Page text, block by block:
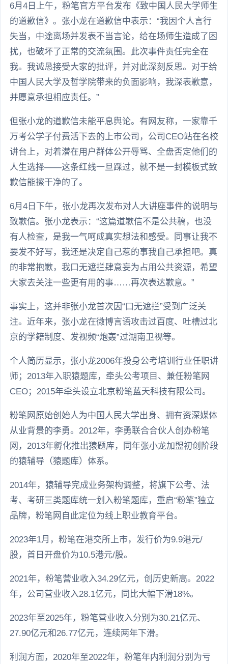
6月4日上午，粉笔官方平台发布《致中国人民大学师生
的道歉信》。张小龙在道歉信中表示：“我因个人言行
失当，中途离场并发表不当言论，给在场师生造成了困
扰，也破坏了正常的交流氛围。此次事件责任完全在
我。我诚恳接受大家的批评，并对此深刻反思。对于给
中国人民大学及哲学院带来的负面影响，我深表歉意，
并愿意承担相应责任。”
但张小龙的道歉信未能平息舆论。有网友称，一家靠千
万考公学子付费活下去的上市公司，公司CEO站在名校
讲台上，对着潜在用户群体公开辱骂、全盘否定他们的
人生选择——这条红线一旦踩过，就不是一封模板式致
歉信能擦干净的了。
6月4日下午，张小龙再次发布对人大讲座事件的说明与
致歉信。张小龙表示：“这篇道歉信不是公共稿，也没
有人检查，是我一气呵成真实想法和感受。同事让我不
要发不好写，我还是决定自己惹的事我自己承担吧。真
的非常抱歉，我口无遮拦肆意妄为占用公共资源，希望
大家去关注一些更有用的事……再次表达歉意。”
事实上，这并非张小龙首次因“口无遮拦”受到广泛关
注。近年来，张小龙在微博言语攻击过百度、吐槽过北
京的学籍制度、发视频“炮轰”过湖南卫视等。
个人简历显示，张小龙2006年投身公考培训行业任职讲
师；2013年入职猿题库，牵头公考项目、兼任粉笔网
CEO；2015年牵头设立北京粉笔蓝天科技有限公司。
粉笔网原始创始人为中国人民大学出身、拥有资深媒体
从业背景的李勇。2012年，李勇联合合伙人创办粉笔
网，2013年孵化推出猿题库，同年张小龙加盟初创阶段
的猿辅导（猿题库）体系。
2014年，猿辅导完成业务架构调整，将旗下公考、法
考、考研三类题库统一划入粉笔题库，重启“粉笔”独立
品牌，粉笔网自此定位为线上职业教育平台。
2023年1月，粉笔在港交所上市，发行价为9.9港元/
股，首日开盘价为10.5港元/股。
2021年，粉笔营业收入34.29亿元，创历史新高。2022
年，公司营业收入28.1亿元，同比大幅下滑18%。
2023年至2025年，粉笔营业收入分别为30.21亿元、
27.90亿元和26.77亿元，连续两年下滑。
利润方面，2020年至2022年，粉笔年内利润分别为亏